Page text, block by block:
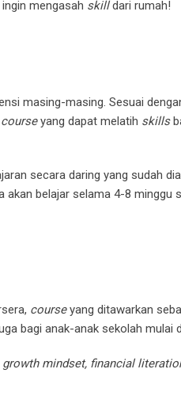
mengasah skilldari rumah!
masing-masing. Sesuai
courseyang dapat melatih skills
secara daring yang sudah
akan belajar selama 4-8
courseyang ditawarkan
bagi anak-anak sekolah mulai
growth mindset, financial